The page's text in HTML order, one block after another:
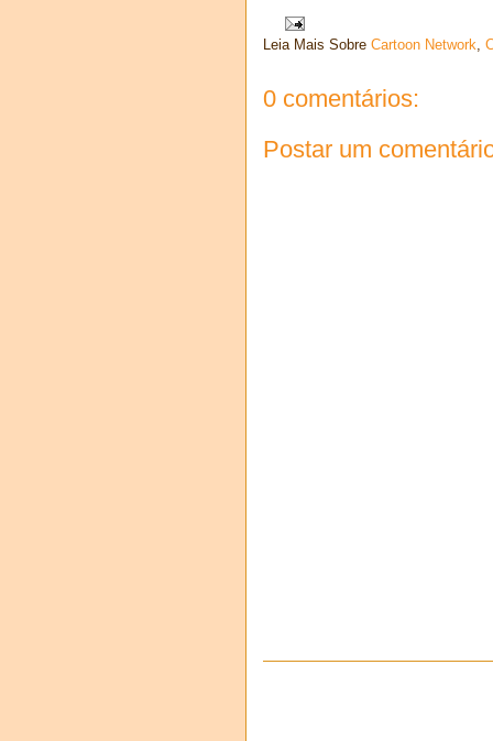
Leia Mais Sobre Cartoon Network,
0 comentários:
Postar um